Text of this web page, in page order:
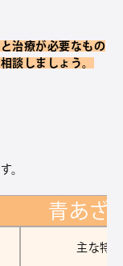
治療が必要なもの
談しましょう。
。
青あざ
主な特